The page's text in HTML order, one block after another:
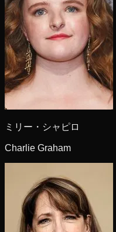
ミリー・シャピロ
Charlie Graham